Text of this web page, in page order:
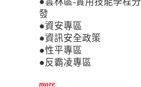
發
●資安專區
●資訊安全政策
●性平專區
●反霸凌專區
more